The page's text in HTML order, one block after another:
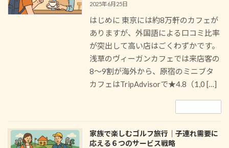
2025年6月25日
はじめに 東京には約8万軒のカフェが
ありますが、外国語による口コミ比率
が突出して高い店はごくわずかです。
浅草のヴィーガンカフェでは来店客の
8〜9割が海外から、原宿のミニブタ
カフェはTripAdvisorで★4.8（1,0 […]
家族で楽しむゴルフ旅行｜子連れ需要に
応える６つのサービス戦略